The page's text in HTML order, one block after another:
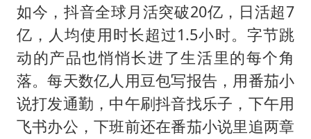
如今，抖音全球月活突破20亿，日活超7
亿，人均使用时长超过1.5小时。字节跳
动的产品也悄悄长进了生活里的每个角
落。每天数亿人用豆包写报告，用番茄小
说打发通勤，中午刷抖音找乐子，下午用
飞书办公，下班前还在番茄小说里追两章